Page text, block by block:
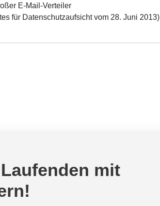
E-Mail-Verteiler
für Datenschutzaufsicht vom 28. Juni 2013)
mit